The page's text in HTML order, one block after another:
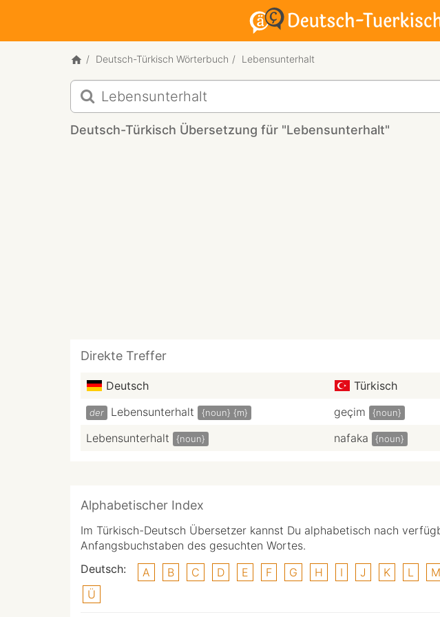
Deutsch-Türkisch Wörterbuch Lebensunterhalt
Deutsch-
Türkisch
Übersetzung
für
Deutsch-Türkisch Übersetzung für "Lebensunterhalt"
Direkte Treffer
Deutsch Türkisch
der Lebensunterhalt {noun} {m} geçim {noun}
Lebensunterhalt {noun} nafaka {noun}
Alphabetischer Index
Im Türkisch-Deutsch Übersetzer kannst Du alphabetisch nach
Anfangsbuchstaben des gesuchten Wortes.
Deutsch:
A B C D E F G H I J K L M
Ü